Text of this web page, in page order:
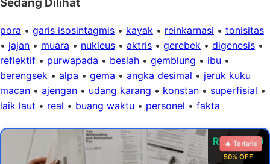
pora • garis isosintagmis • kayak • reinkarnasi • tonisitas
• jajan • muara • nukleus • aktris • gerebek • digenesis •
reflektif • purwapada • beslah • gemblung • ibu •
berengsek • alpa • gema • angka desimal • jeruk kuku
macan • ajengan • udang karang • konstan • superfisial •
laik laut • real • buang waktu • personel • fakta
Rp 99.000
50% OFF
🔥 Terlaris